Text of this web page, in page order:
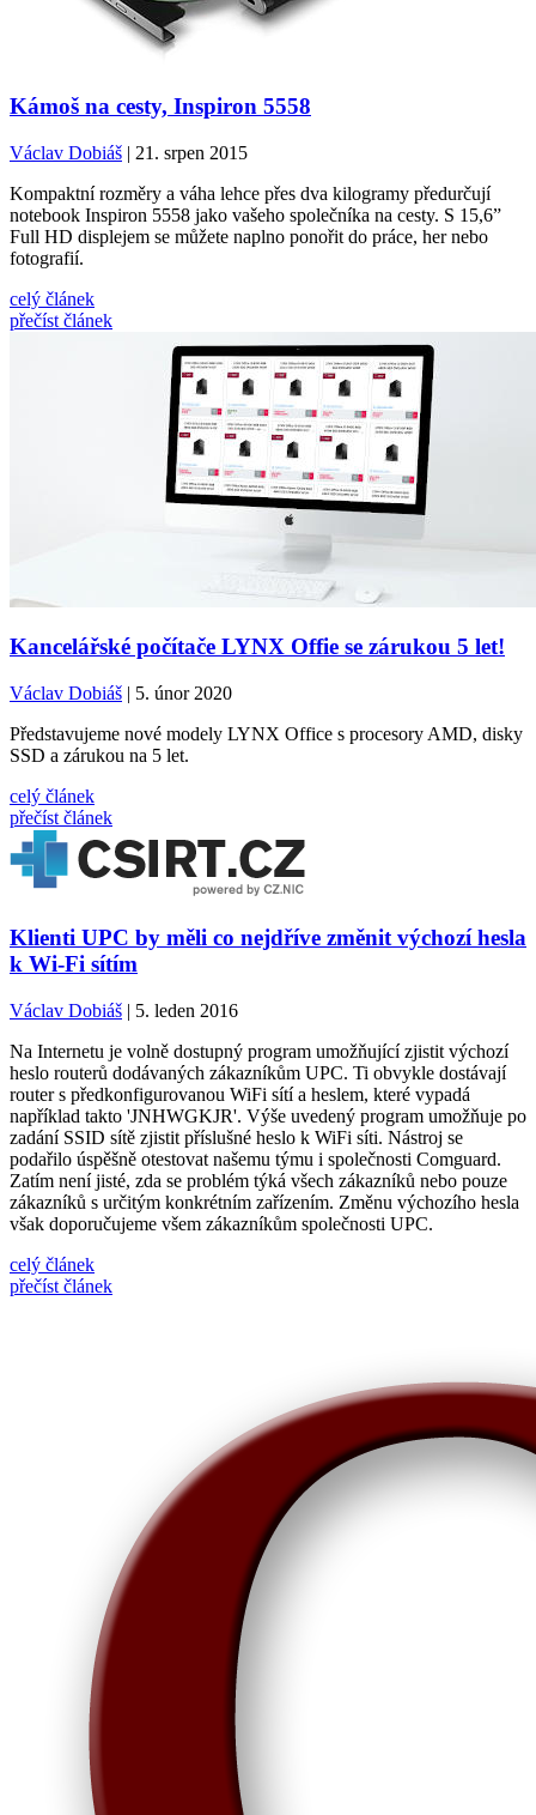
Kámoš na cesty, Inspiron 5558
Václav Dobiáš| 21. srpen 2015
Kompaktní rozměry a váha lehce přes dva kilogramy předurčují
notebook Inspiron 5558 jako vašeho společníka na cesty. S 15,6”
Full HD displejem se můžete naplno ponořit do práce, her nebo
fotografií.
celý článek
přečíst článek
Kancelářské počítače LYNX Offie se zárukou 5 let!
Václav Dobiáš| 5. únor 2020
Představujeme nové modely LYNX Office s procesory AMD, disky
SSD a zárukou na 5 let.
celý článek
přečíst článek
Klienti UPC by měli co nejdříve změnit výchozí hesla
k Wi-Fi sítím
Václav Dobiáš| 5. leden 2016
Na Internetu je volně dostupný program umožňující zjistit výchozí
heslo routerů dodávaných zákazníkům UPC. Ti obvykle dostávají
router s předkonfigurovanou WiFi sítí a heslem, které vypadá
například takto 'JNHWGKJR'. Výše uvedený program umožňuje po
zadání SSID sítě zjistit příslušné heslo k WiFi síti. Nástroj se
podařilo úspěšně otestovat našemu týmu i společnosti Comguard.
Zatím není jisté, zda se problém týká všech zákazníků nebo pouze
zákazníků s určitým konkrétním zařízením. Změnu výchozího hesla
však doporučujeme všem zákazníkům společnosti UPC.
celý článek
přečíst článek